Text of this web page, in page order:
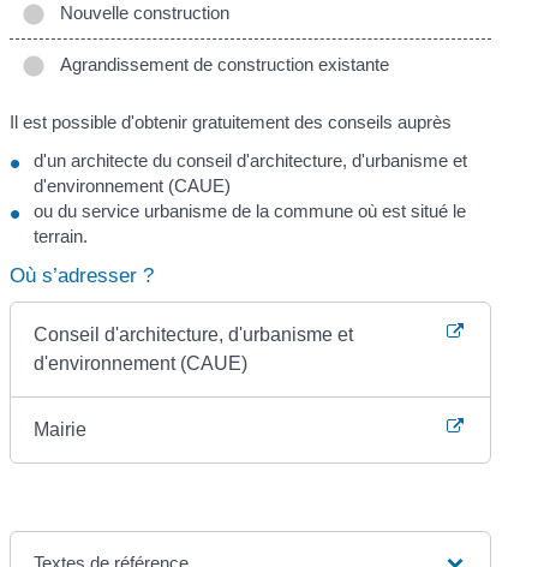
Nouvelle construction
Agrandissement de construction existante
Il est possible d'obtenir gratuitement des conseils auprès
d'un architecte du conseil d'architecture, d'urbanisme et
d'environnement (CAUE)
ou du service urbanisme de la commune où est situé le
terrain.
Où s’adresser ?
Conseil d'architecture, d'urbanisme et
d'environnement (CAUE)
Mairie
Textes de référence